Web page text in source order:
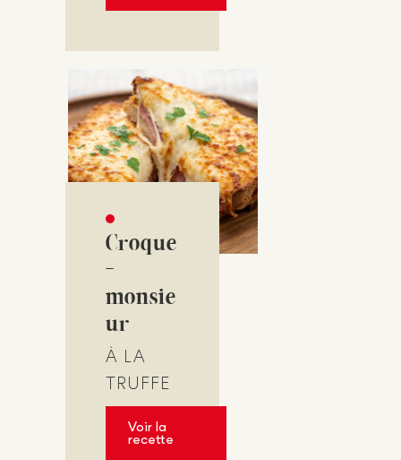
Croque
-
monsie
ur
À LA
TRUFFE
Voir la
recette